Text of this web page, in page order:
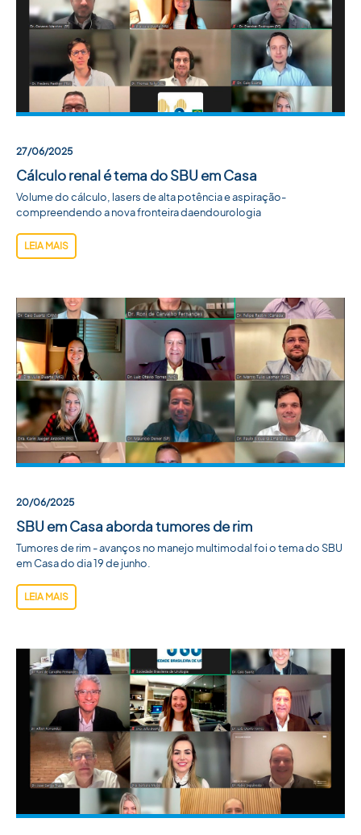
27/06/2025
Cálculo renal é tema do SBU em Casa
Volume do cálculo, lasers de alta potência e aspiração-
compreendendo a nova fronteira daendourologia
LEIA MAIS
20/06/2025
SBU em Casa aborda tumores de rim
Tumores de rim - avanços no manejo multimodal foi o tema do SBU
em Casa do dia 19 de junho.
LEIA MAIS